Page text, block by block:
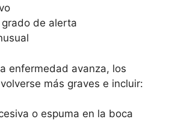
de alerta
enfermedad avanza, los
más graves e incluir:
o espuma en la boca